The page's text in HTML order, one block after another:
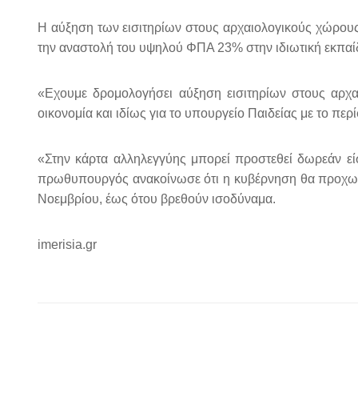
Η αύξηση των εισιτηρίων στους αρχαιολογικούς
την αναστολή του υψηλού ΦΠΑ 23% στην ιδιωτική
«Εχουμε δρομολογήσει αύξηση εισιτηρίων στους
οικονομία και ιδίως για το υπουργείο Παιδείας με το
«Στην κάρτα αλληλεγγύης μπορεί προστεθεί δωρεάν
πρωθυπουργός ανακοίνωσε ότι η κυβέρνηση θα
Νοεμβρίου, έως ότου βρεθούν ισοδύναμα.
imerisia.gr